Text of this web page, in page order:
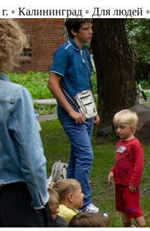
◦ Калининград ◦ Для людей ◦